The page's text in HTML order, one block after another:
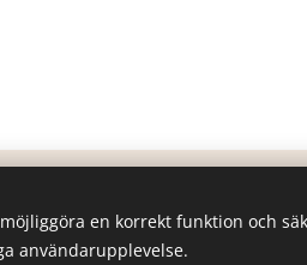
en korrekt funktion och
användarupplevelse.